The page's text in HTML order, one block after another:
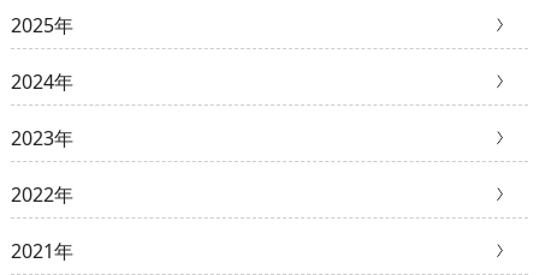
2025年
2024年
2023年
2022年
2021年